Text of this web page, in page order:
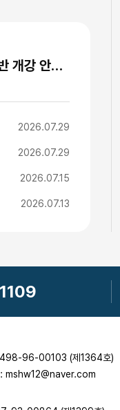
"수능 1주 전까지 등원하는 이유" 명석학원 정시반 개강 안내 (성수고·경일고·무학여고·대광고 등)
2026.07.29
2026.07.29
2026.07.15
2026.07.13
498-96-00103 (제1364호)
: mshw12@naver.com